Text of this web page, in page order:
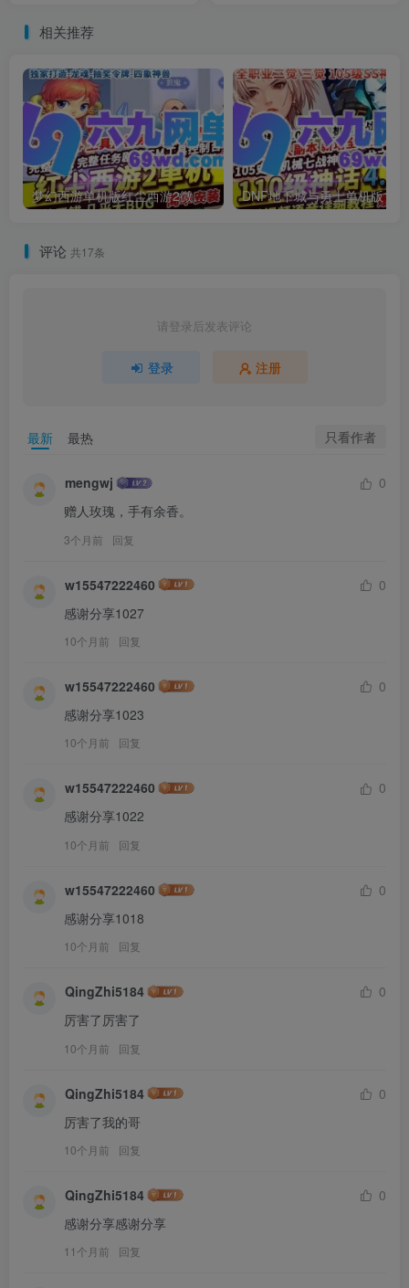
相关推荐
梦幻西游单机版红尘西游2微变独家打造龙魂抽奖令牌四象神兽
评论 共17条
请登录后发表评论
登录 注册
最新 最热 只看作者
mengwj
0
赠人玫瑰，手有余香。
3个月前 回复
w15547222460
0
感谢分享1027
10个月前 回复
w15547222460
0
感谢分享1023
10个月前 回复
w15547222460
0
感谢分享1022
10个月前 回复
w15547222460
0
感谢分享1018
10个月前 回复
QingZhi5184
0
厉害了厉害了
10个月前 回复
QingZhi5184
0
厉害了我的哥
10个月前 回复
QingZhi5184
0
感谢分享感谢分享
11个月前 回复